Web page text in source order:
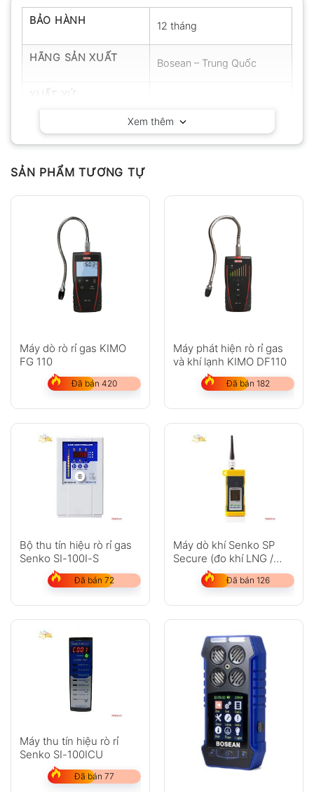
BẢO HÀNH 12 tháng
HÃNG SẢN XUẤT Bosean – Trung Quốc
Xem thêm
SẢN PHẨM TƯƠNG TỰ
Máy dò rò rỉ gas KIMO
FG 110
Đã bán 420
Máy phát hiện rò rỉ gas
và khí lạnh KIMO DF110
Đã bán 182
Bộ thu tín hiệu rò rỉ gas
Senko SI-100I-S
Đã bán 72
Máy dò khí Senko SP
Secure (đo khí LNG /
LPG,H2,Xylen)
Đã bán 126
Máy thu tín hiệu rò rỉ
Senko SI-100ICU
Đã bán 77